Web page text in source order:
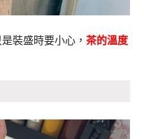
裝盛時要小心， 茶的溫度